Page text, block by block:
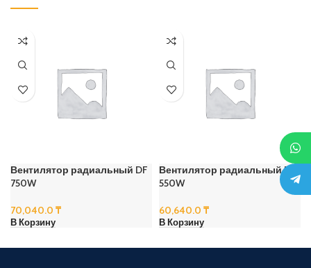
Вентилятор радиальный DF
750W
70,040.0 ₸
В Корзину
Вентилятор радиальный DF
550W
60,640.0 ₸
В Корзину